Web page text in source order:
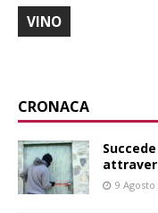
VINO
CRONACA
9 Agosto